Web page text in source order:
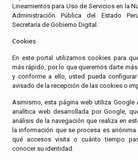
Lineamientos para Uso de Servicios en la
Administración Pública del Estado
Secretaría de Gobierno Digital.
Cookies
En este portal utilizamos cookies para
más rápido, por lo que queremos darte
y conforme a ello, usted pueda
avisado de la recepción de las cookies o
Asimismo, esta página web utiliza Google
analítica web desarrollada por Google,
análisis de la navegación que realiza en
la información que se procesa es
qué accesos visita o cuánto tiempo
conocer su identidad.